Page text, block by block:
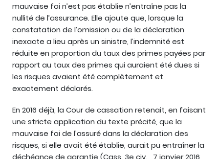
mauvaise foi n’est pas établie n’entraîne pas la
nullité de l’assurance. Elle ajoute que, lorsque la
constatation de l’omission ou de la déclaration
inexacte a lieu après un sinistre, l’indemnité est
réduite en proportion du taux des primes payées par
rapport au taux des primes qui auraient été dues si
les risques avaient été complètement et
exactement déclarés.
En 2016 déjà, la Cour de cassation retenait, en faisant
une stricte application du texte précité, que la
mauvaise foi de l’assuré dans la déclaration des
risques, si elle avait été établie, aurait pu entraîner la
déchéance de garantie (Cass. 3e civ. , 7 janvier 2016,